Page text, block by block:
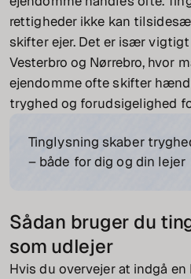
rettigheder ikke kan
skifter ejer. Det er især
Vesterbro og Nørrebro, hvor
ejendomme ofte skifter
tryghed og forudsigelighed
Tinglysning skaber
– både for dig og din lejer
Sådan bruger du
som udlejer
Hvis du overvejer at indgå